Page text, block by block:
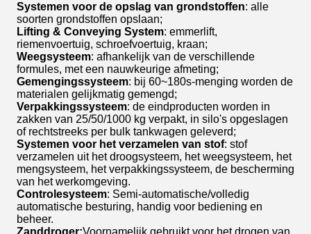
Systemen voor de opslag van grondstoffen: alle
soorten grondstoffen opslaan;
Lifting & Conveying System: emmerlift,
riemenvoertuig, schroefvoertuig, kraan;
Weegsysteem: afhankelijk van de verschillende
formules, met een nauwkeurige afmeting;
Gemengingssysteem: bij 60~180s-menging worden de
materialen gelijkmatig gemengd;
Verpakkingssysteem: de eindproducten worden in
zakken van 25/50/1000 kg verpakt, in silo's opgeslagen
of rechtstreeks per bulk tankwagen geleverd;
Systemen voor het verzamelen van stof: stof
verzamelen uit het droogsysteem, het weegsysteem, het
mengsysteem, het verpakkingssysteem, de bescherming
van het werkomgeving.
Controlesysteem: Semi-automatische/volledig
automatische besturing, handig voor bediening en
beheer.
Zanddroger:Voornamelijk gebruikt voor het drogen van